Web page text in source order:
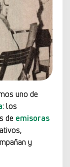
uno de
: los
de emisoras
y